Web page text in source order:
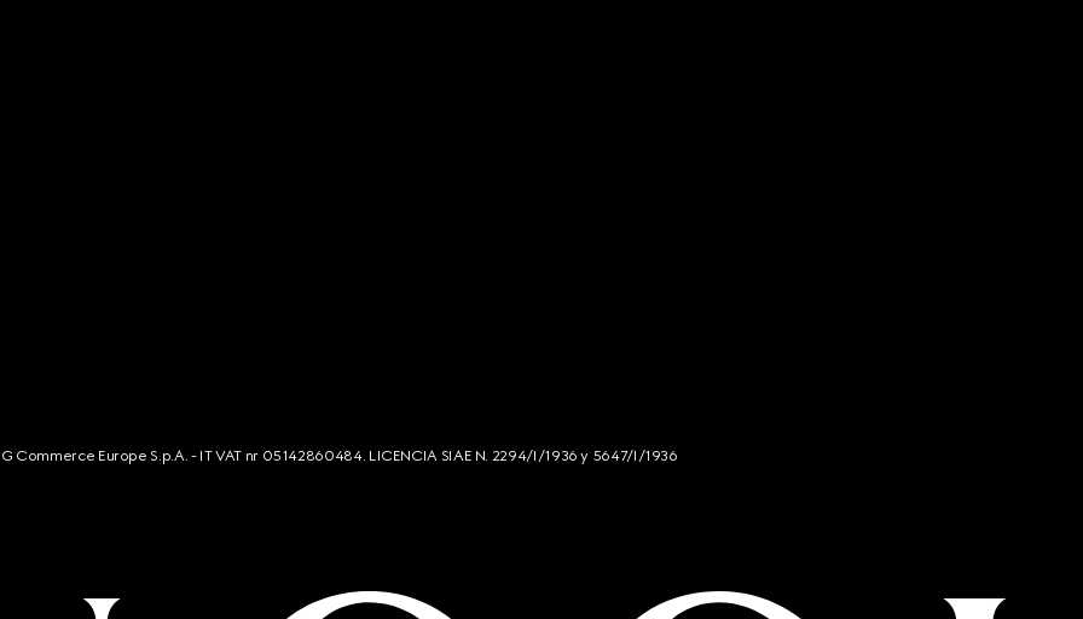
Commerce Europe S.p.A. - IT VAT nr 05142860484. LICENCIA SIAE N. 2294/I/1936 y 5647/I/1936